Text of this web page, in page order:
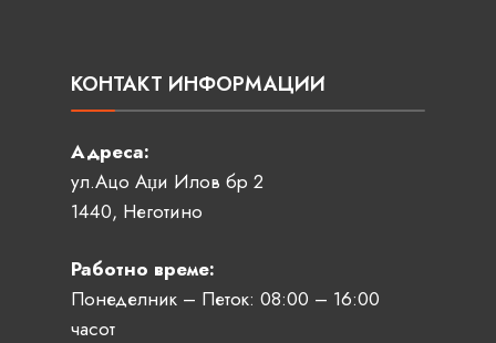
КОНТАКТ ИНФОРМАЦИИ
Адреса:
ул.Ацо Аџи Илов бр 2
1440, Неготино
Работно време:
Понеделник – Петок: 08:00 – 16:00
часот